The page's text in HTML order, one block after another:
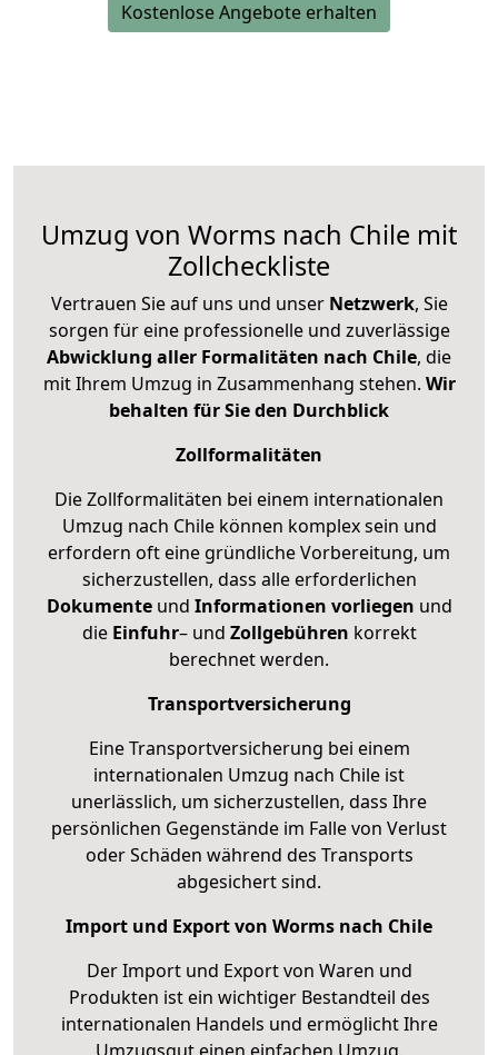
Kostenlose Angebote erhalten
Umzug von Worms nach Chile mit
Zollcheckliste
Vertrauen Sie auf uns und unser Netzwerk, Sie
sorgen für eine professionelle und zuverlässige
Abwicklung aller Formalitäten nach Chile, die
mit Ihrem Umzug in Zusammenhang stehen. Wir
behalten für Sie den Durchblick
Zollformalitäten
Die Zollformalitäten bei einem internationalen
Umzug nach Chile können komplex sein und
erfordern oft eine gründliche Vorbereitung, um
sicherzustellen, dass alle erforderlichen
Dokumenteund Informationen vorliegen und
die Einfuhr– und Zollgebühren korrekt
berechnet werden.
Transportversicherung
Eine Transportversicherung bei einem
internationalen Umzug nach Chile ist
unerlässlich, um sicherzustellen, dass Ihre
persönlichen Gegenstände im Falle von Verlust
oder Schäden während des Transports
abgesichert sind.
Import und Export von Worms nach Chile
Der Import und Export von Waren und
Produkten ist ein wichtiger Bestandteil des
internationalen Handels und ermöglicht Ihre